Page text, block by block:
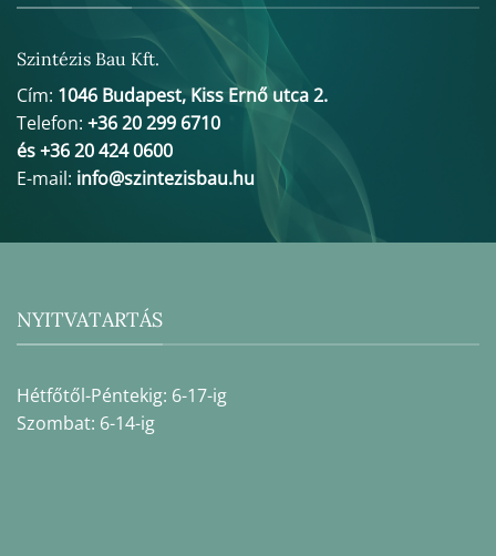
Szintézis Bau Kft.
Cím: 1046 Budapest, Kiss Ernő utca 2.
Telefon: +36 20 299 6710
és +36 20 424 0600
E-mail: info@szintezisbau.hu
NYITVATARTÁS
Hétfőtől-Péntekig: 6-17-ig
Szombat: 6-14-ig